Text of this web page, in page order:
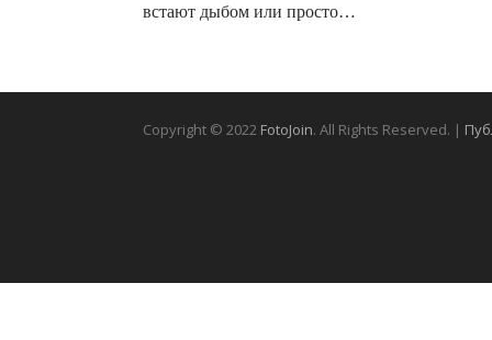
встают дыбом или просто…
Copyright © 2022 FotoJoin. All Rights Reserved. |